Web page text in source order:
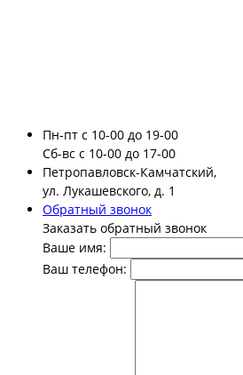
Пн-пт с 10-00 до 19-00
Сб-вс с 10-00 до 17-00
Петропавловск-Камчатский,
ул. Лукашевского, д. 1
Обратный звонок
Заказать обратный звонок
Ваше имя:
Ваш телефон: